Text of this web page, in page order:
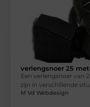
verlengsnoer 25
Een verlengsnoer van
zijn in verschillende
M Vd Webdesign